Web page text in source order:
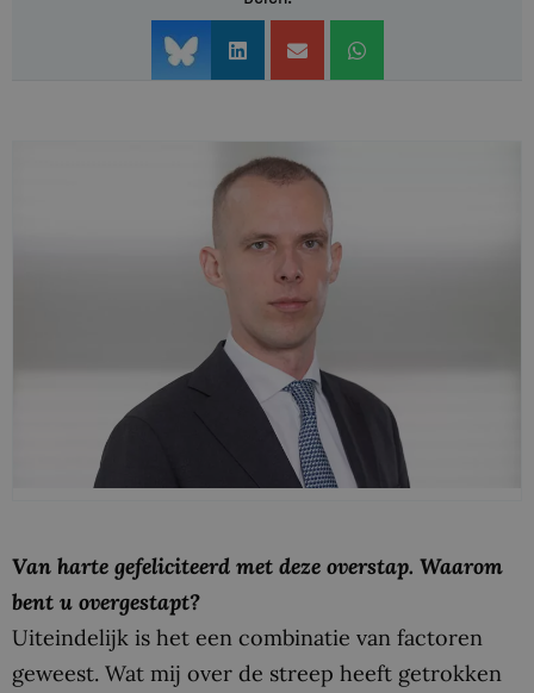
Van harte gefeliciteerd met deze overstap. Waarom
bent u overgestapt?
Uiteindelijk is het een combinatie van factoren
geweest. Wat mij over de streep heeft getrokken